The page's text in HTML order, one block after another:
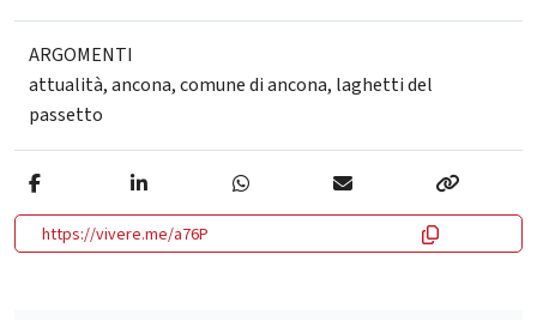
ARGOMENTI
attualità,ancona,comune di ancona, laghetti del
passetto
https://vivere.me/a76P